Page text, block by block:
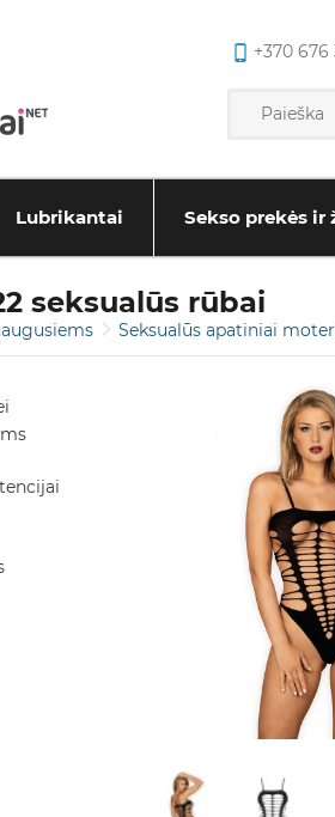
+370 676
Lubrikantai Sekso prekės ir
seksualūs rūbai
Seksualūs apatiniai